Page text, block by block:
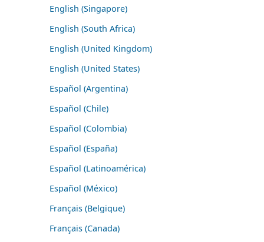
English (Singapore)
English (South Africa)
English (United Kingdom)
English (United States)
Español (Argentina)
Español (Chile)
Español (Colombia)
Español (España)
Español (Latinoamérica)
Español (México)
Français (Belgique)
Français (Canada)